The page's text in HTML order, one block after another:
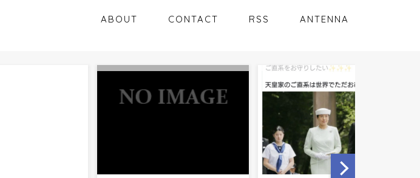
ABOUT CONTACT RSS ANTENNA